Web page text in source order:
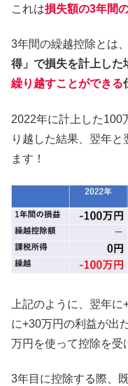
これは損失額の3年間
3年間の繰越控除とは、
得」で損失を計上した
繰り越すことができる
2022年に計上した100
り越した結果、翌年
ます！
上記のように、翌年
に+30万円の利益が出
万円を使って控除を受
3年目に控除する際、